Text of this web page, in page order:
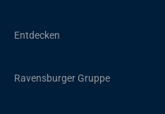
Entdecken
Ravensburger Gruppe